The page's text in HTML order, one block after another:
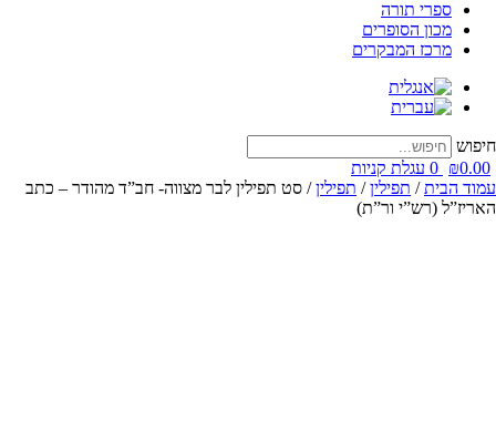
ספרי תורה
מכון הסופרים
מרכז המבקרים
חיפוש
₪0.00
0 עגלת קניות
עמוד הבית/ תפילין/ תפילין/ סט תפילין לבר מצווה- חב”ד מהודר – כתב
האריז”ל (רש”י ור”ת)